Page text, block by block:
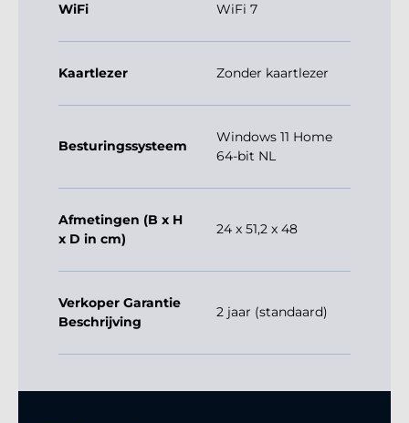
WiFi WiFi 7
Kaartlezer Zonder kaartlezer
Besturingssysteem
Windows 11 Home
64-bit NL
Afmetingen (B x H
x D in cm)
24 x 51,2 x 48
Verkoper Garantie
Beschrijving
2 jaar (standaard)